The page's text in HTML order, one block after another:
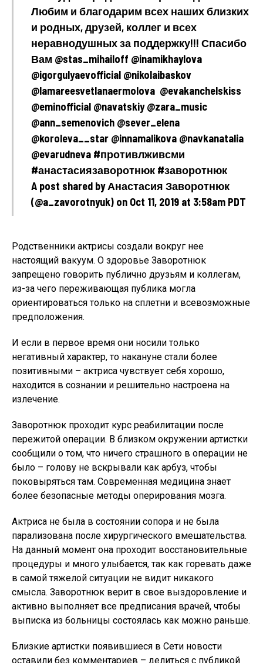
Любим и благодарим всех наших близких
и родных, друзей, коллег и всех
неравнодушных за поддержку!!! Спасибо
Вам @stas_mihailoff @inamikhaylova
@igorgulyaevofficial @nikolaibaskov
@lamareesvetlanaermolova @evakanchelskiss
@eminofficial @navatskiy @zara_music
@ann_semenovich @sever_elena
@koroleva__star @innamalikova @navkanatalia
@evarudneva #противлживсми
#анастасиязаворотнюк #заворотнюк
A post shared by Анастасия Заворотнюк
(@a_zavorotnyuk) on Oct 11, 2019 at 3:58am PDT
Родственники актрисы создали вокруг нее
настоящий вакуум. О здоровье Заворотнюк
запрещено говорить публично друзьям и коллегам,
из-за чего переживающая публика могла
ориентироваться только на сплетни и всевозможные
предположения.
И если в первое время они носили только
негативный характер, то накануне стали более
позитивными – актриса чувствует себя хорошо,
находится в сознании и решительно настроена на
излечение.
Заворотнюк проходит курс реабилитации после
пережитой операции. В близком окружении артистки
сообщили о том, что ничего страшного в операции не
было – голову не вскрывали как арбуз, чтобы
поковыряться там. Современная медицина знает
более безопасные методы оперирования мозга.
Актриса не была в состоянии сопора и не была
парализована после хирургического вмешательства.
На данный момент она проходит восстановительные
процедуры и много улыбается, так как горевать даже
в самой тяжелой ситуации не видит никакого
смысла. Заворотнюк верит в свое выздоровление и
активно выполняет все предписания врачей, чтобы
выписка из больницы состоялась как можно раньше.
Близкие артистки появившиеся в Сети новости
оставили без комментариев – делиться с публикой